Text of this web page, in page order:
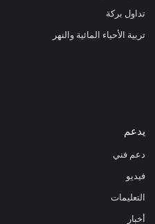
تداول بركة
تربية الأحياء المائية والنهر
يدعم
دعم فني
فيديو
التعليمات
أخبار